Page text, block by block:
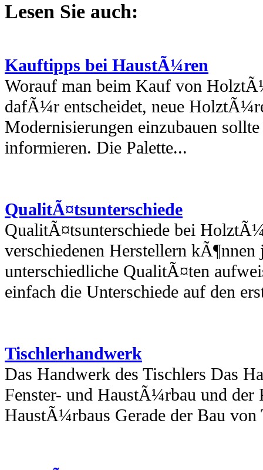
Lesen Sie auch:
Kauftipps bei HaustÃ¼ren
Worauf man beim Kauf von
dafÃ¼r entscheidet, neue
Modernisierungen einzubauen
informieren. Die Palette...
QualitÃ¤tsunterschiede
QualitÃ¤tsunterschiede bei
verschiedenen Herstellern kÃ¶nnen
unterschiedliche QualitÃ¤ten
einfach die Unterschiede auf den
Tischlerhandwerk
Das Handwerk des Tischlers Das
Fenster- und HaustÃ¼rbau und der
HaustÃ¼rbaus Gerade der Bau